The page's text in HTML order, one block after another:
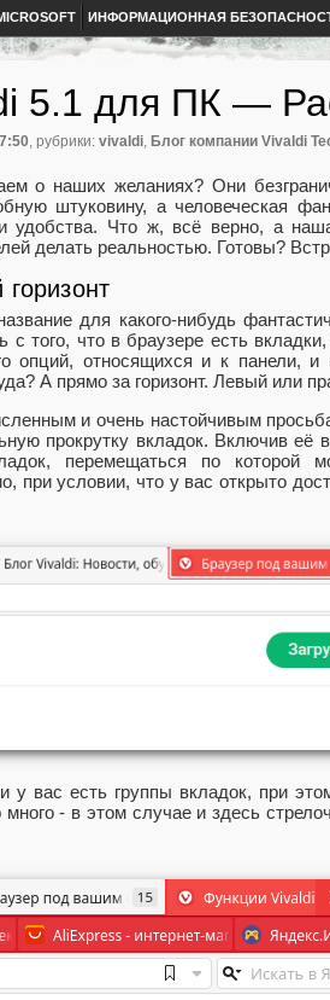
ИНФОРМАЦИОННАЯ
5.1 для ПК —
, рубрики: vivaldi, Блог компании Vivaldi
о наших желаниях? Они
штуковину, а человеческая
удобства. Что ж, всё верно, а
делать реальностью. Готовы?
для какого-нибудь
с того, что в браузере есть
опций, относящихся и к панели, и
А прямо за горизонт. Левый или
и очень настойчивым
прокрутку вкладок. Включив её
перемещаться по
при условии, что у вас открыто
у вас есть группы вкладок, при
много - в этом случае и здесь